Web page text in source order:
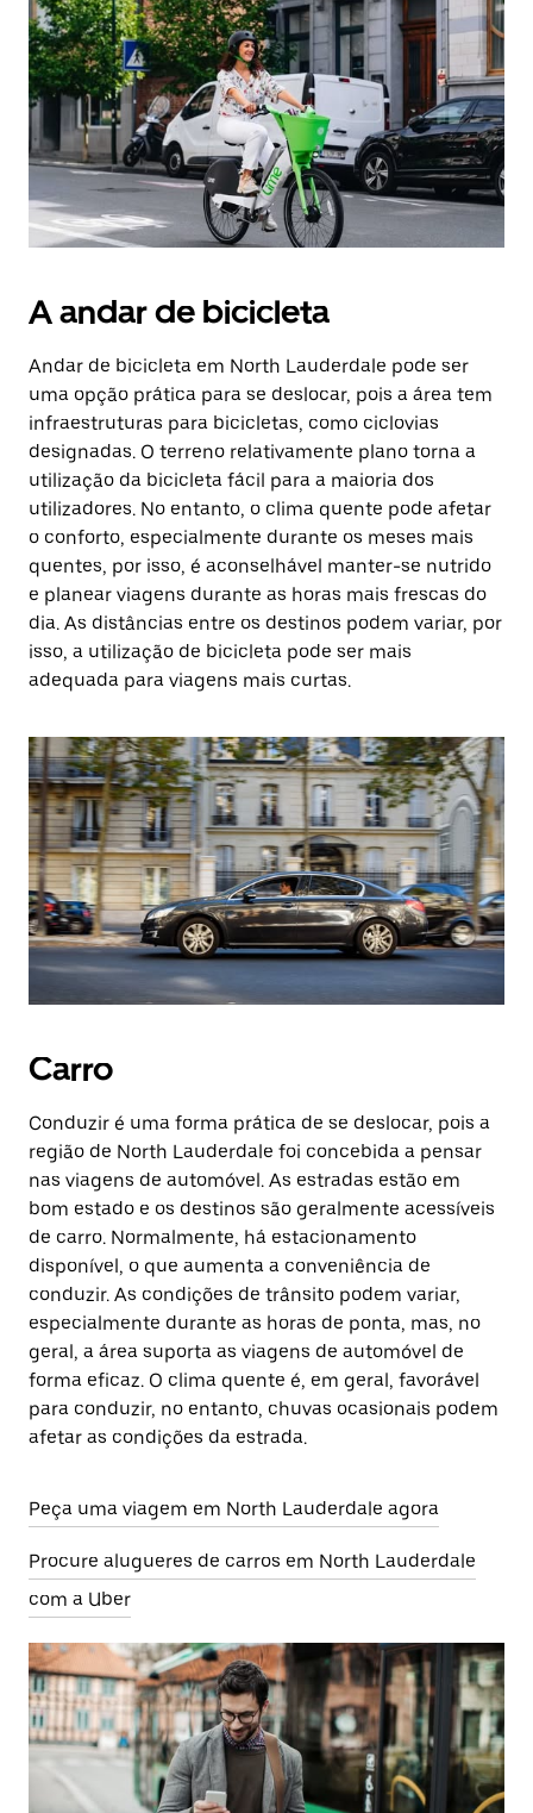
A andar de bicicleta
Andar de bicicleta em North Lauderdale pode ser
uma opção prática para se deslocar, pois a área tem
infraestruturas para bicicletas, como ciclovias
designadas. O terreno relativamente plano torna a
utilização da bicicleta fácil para a maioria dos
utilizadores. No entanto, o clima quente pode afetar
o conforto, especialmente durante os meses mais
quentes, por isso, é aconselhável manter-se nutrido
e planear viagens durante as horas mais frescas do
dia. As distâncias entre os destinos podem variar, por
isso, a utilização de bicicleta pode ser mais
adequada para viagens mais curtas.
Carro
Conduzir é uma forma prática de se deslocar, pois a
região de North Lauderdale foi concebida a pensar
nas viagens de automóvel. As estradas estão em
bom estado e os destinos são geralmente acessíveis
de carro. Normalmente, há estacionamento
disponível, o que aumenta a conveniência de
conduzir. As condições de trânsito podem variar,
especialmente durante as horas de ponta, mas, no
geral, a área suporta as viagens de automóvel de
forma eficaz. O clima quente é, em geral, favorável
para conduzir, no entanto, chuvas ocasionais podem
afetar as condições da estrada.
Peça uma viagem em North Lauderdale agora
Procure alugueres de carros em North Lauderdale
com a Uber